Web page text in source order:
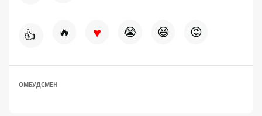
👍 🔥 ♥ 😭 😆 😡
ОМБУДСМЕН